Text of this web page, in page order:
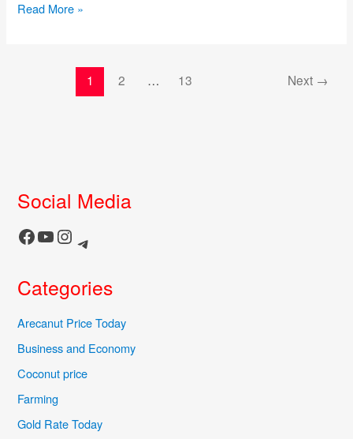
Arecanut
Copra
Market
Update
Read More »
1 2 … 13 Next →
Social Media
Facebook YouTube Instagram Telegram
Categories
Arecanut Price Today
Business and Economy
Coconut price
Farming
Gold Rate Today